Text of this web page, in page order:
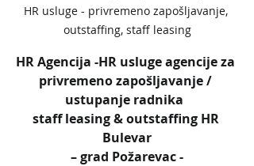
HR usluge - privremeno zapošljavanje,
outstaffing, staff leasing
HR Agencija -HR usluge agencije za
privremeno zapošljavanje /
ustupanje radnika
staff leasing & outstaffing HR
Bulevar
– grad Požarevac -